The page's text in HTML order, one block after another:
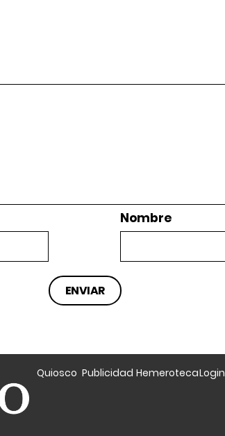
Nombre
Quiosco Publicidad HemerotecaLogin